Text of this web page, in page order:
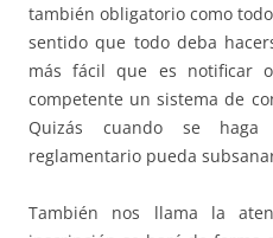
también obligatorio como
sentido que todo deba
más fácil que es notificar
competente un sistema de
Quizás cuando se haga
reglamentario pueda
También nos llama la